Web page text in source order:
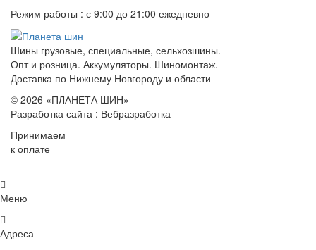
Режим работы : с 9:00 до 21:00 ежедневно
Шины грузовые, специальные, сельхозшины.
Опт и розница. Аккумуляторы. Шиномонтаж.
Доставка по Нижнему Новгороду и области
© 2026 «ПЛАНЕТА ШИН»
Разработка сайта : Вебразработка
Принимаем
к оплате
Меню
Адреса